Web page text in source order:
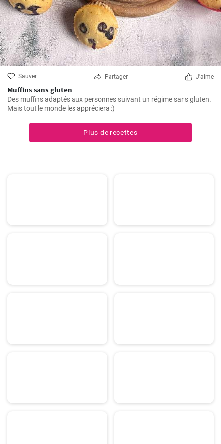
Sauver Partager J'aime
Muffins sans gluten
Des muffins adaptés aux personnes suivant un régime sans gluten.
Mais tout le monde les appréciera :)
Plus de recettes